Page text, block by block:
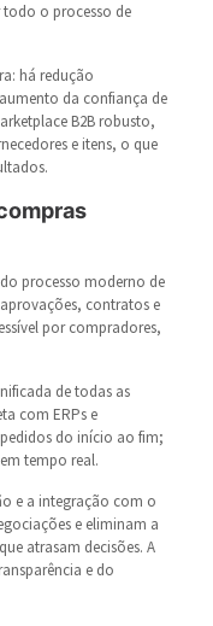
todo o processo de
há redução
da confiança de
B2B robusto,
e itens, o que
processo moderno de
contratos e
por compradores,
de todas as
com ERPs e
do início ao fim;
tempo real.
e a integração com o
e eliminam a
atrasam decisões. A
e do